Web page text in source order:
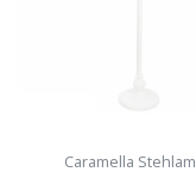
Caramella